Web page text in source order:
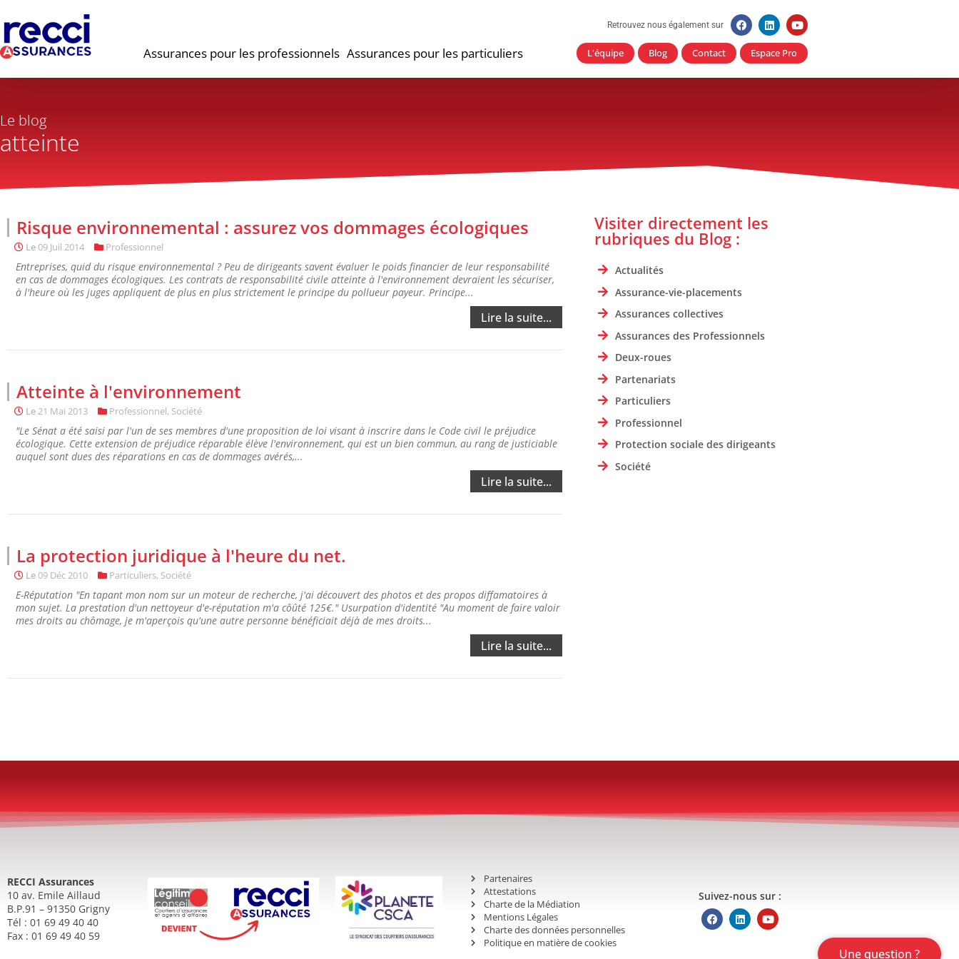
Assurances pour les professionnels Assurances pour les particuliers
Retrouvez nous également sur
L'équipe Blog Contact Espace Pro
Le blog
atteinte
Risque environnemental : assurez vos dommages écologiques
Le09 Juil 2014 Professionnel
Entreprises, quid du risque environnemental ? Peu de dirigeants savent évaluer le poids financier de leur responsabilité
en cas de dommages écologiques. Les contrats de responsabilité civile atteinte à l'environnement devraient les sécuriser,
à l'heure où les juges appliquent de plus en plus strictement le principe du pollueur payeur. Principe...
Lire la suite...
Atteinte à l'environnement
Le21 Mai 2013 Professionnel, Société
"Le Sénat a été saisi par l'un de ses membres d'une proposition de loi visant à inscrire dans le Code civil le préjudice
écologique. Cette extension de préjudice réparable élève l'environnement, qui est un bien commun, au rang de justiciable
auquel sont dues des réparations en cas de dommages avérés,...
Lire la suite...
La protection juridique à l'heure du net.
Le09 Déc 2010 Particuliers, Société
E-Réputation "En tapant mon nom sur un moteur de recherche, j'ai découvert des photos et des propos diffamatoires à
mon sujet. La prestation d'un nettoyeur d'e-réputation m'a côûté 125€." Usurpation d'identité "Au moment de faire valoir
mes droits au chômage, je m'aperçois qu'une autre personne bénéficiait déjà de mes droits...
Lire la suite...
Visiter directement les
rubriques du Blog :
Actualités
Assurance-vie-placements
Assurances collectives
Assurances des Professionnels
Deux-roues
Partenariats
Particuliers
Professionnel
Protection sociale des dirigeants
Société
RECCI Assurances
10 av. Emile Aillaud
B.P.91 – 91350 Grigny
Tél : 01 69 49 40 40
Fax : 01 69 49 40 59
Partenaires
Attestations
Charte de la Médiation
Mentions Légales
Charte des données personnelles
Politique en matière de cookies
Une question ?
Suivez-nous sur :